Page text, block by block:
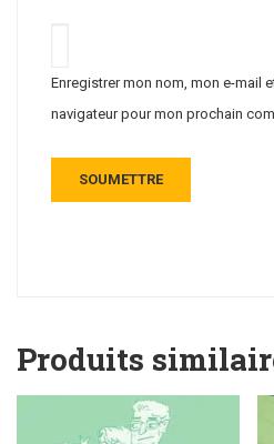
Enregistrer mon nom, mon e-mail
navigateur pour mon prochain
Produits